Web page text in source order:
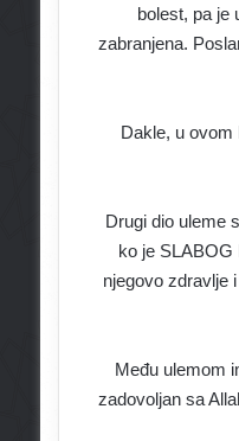
bolest, pa je
zabranjena.
Dakle, u ovom
Drugi dio uleme
ko je SLABOG
njegovo zdravlje
Među ulemom
zadovoljan sa